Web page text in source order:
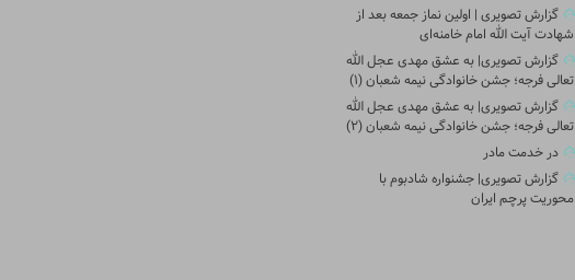
گزارش تصویری | اولین نماز جمعه بعد از
شهادت آیت الله امام خامنه‌ای
گزارش تصویری| به عشق مهدی عجل الله
تعالی فرجه؛ جشن خانوادگی نیمه شعبان (۱)
گزارش تصویری| به عشق مهدی عجل الله
تعالی فرجه؛ جشن خانوادگی نیمه شعبان (۲)
در خدمت مادر
گزارش تصویری| جشنواره شادبوم با
محوریت پرچم ایران